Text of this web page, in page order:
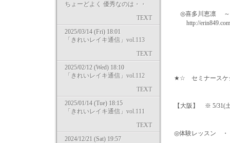
ちょーどよく 優秀なのは・・
TEXT
2025/03/14 (Fri) 18:01
「きれいレイキ通信」vol.113
TEXT
2025/02/12 (Wed) 18:10
「きれいレイキ通信」vol.112
TEXT
2025/01/14 (Tue) 18:15
「きれいレイキ通信」vol.111
TEXT
2024/12/21 (Sat) 19:57
◎喜多川恵凛 ～
http://erin849.com
★☆ セミナース
【大阪】 ※ 5/31(
◎体験レッスン ・